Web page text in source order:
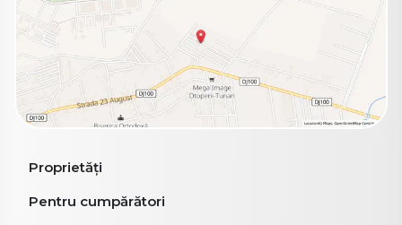
Proprietăți
Pentru cumpărători